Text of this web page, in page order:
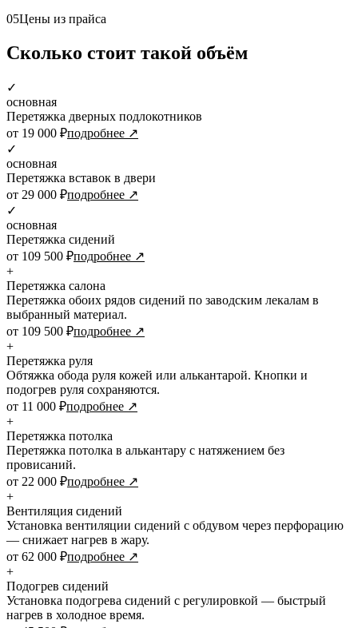
05Цены из прайса
Сколько стоит такой объём
✓
основная
Перетяжка дверных подлокотников
от 19 000 ₽подробнее ↗
✓
основная
Перетяжка вставок в двери
от 29 000 ₽подробнее ↗
✓
основная
Перетяжка сидений
от 109 500 ₽подробнее ↗
+
Перетяжка салона
Перетяжка обоих рядов сидений по заводским лекалам в
выбранный материал.
от 109 500 ₽подробнее ↗
+
Перетяжка руля
Обтяжка обода руля кожей или алькантарой. Кнопки и
подогрев руля сохраняются.
от 11 000 ₽подробнее ↗
+
Перетяжка потолка
Перетяжка потолка в алькантару с натяжением без
провисаний.
от 22 000 ₽подробнее ↗
+
Вентиляция сидений
Установка вентиляции сидений с обдувом через перфорацию
— снижает нагрев в жару.
от 62 000 ₽подробнее ↗
+
Подогрев сидений
Установка подогрева сидений с регулировкой — быстрый
нагрев в холодное время.